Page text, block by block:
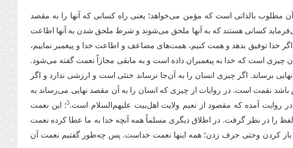
مطلوب بالذاتی است که مؤمن می‌خواهد؛ یعنی راه کسانی که آنها را به مقصد
کسانی هستند که به آنها ملحق می‌شوند و شرط ملحق شدن به آنها اطاعت
خدا توفیق بدهد و همت کنیم، همت‌های مضاعف و اطاعت خدا و پیغمبر نماییم،
چیزی است که خدا به پیغمبران داده است و به مابقی مجازاً نعمت گفته می‌شود.
برساند. اگر چیزی انسان را به آن‌جا نرساند خنثی است و ارزشی ندارد و اگر
نقمت است. در روایات از چیزی که انسان را به آن مقصد نهایی می‌رساند به
در روایت آمده که مقصود از نعیم ولایت اهل‌بیت علیهم‌السلام است.5؛ این نعمت
را در نظر گرفت. در اطلاق دیگری مسلماً همه آنچه خدا به ما عطا کرده نعمت
کردن وحتی حرف زدن؛ همه اینها نعمت خداست. پس چه‌طور گفتیم نعمت آن